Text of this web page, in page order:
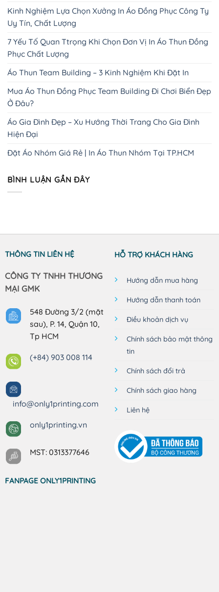
Kinh Nghiệm Lựa Chọn Xưởng In Áo Đồng Phục Công Ty
Uy Tín, Chất Lượng
7 Yếu Tố Quan Ttrọng Khi Chọn Đơn Vị In Áo Thun Đồng
Phục Chất Lượng
Áo Thun Team Building – 3 Kinh Nghiệm Khi Đặt In
Mua Áo Thun Đồng Phục Team Building Đi Chơi Biển Đẹp
Ở Đâu?
Áo Gia Đình Đẹp – Xu Hướng Thời Trang Cho Gia Đình
Hiện Đại
Đặt Áo Nhóm Giá Rẻ | In Áo Thun Nhóm Tại TP.HCM
BÌNH LUẬN GẦN ĐÂY
THÔNG TIN LIÊN HỆ
CÔNG TY TNHH THƯƠNG
MẠI GMK
548 Đường 3/2 (mặt
sau), P. 14, Quận 10,
Tp HCM
(+84) 903 008 114
info@only1printing.com
only1printing.vn
MST: 0313377646
HỖ TRỢ KHÁCH HÀNG
Hướng dẫn mua hàng
Hướng dẫn thanh toán
Điều khoản dịch vụ
Chính sách bảo mật thông
tin
Chính sách đổi trả
Chính sách giao hàng
Liên hệ
FANPAGE ONLY1PRINTING